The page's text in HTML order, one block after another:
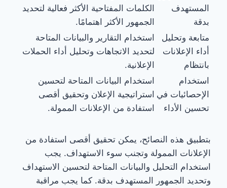
المستهدف
بدقة
الكلمات المفتاحية الأكثر فعالية لتحديد
الجمهور الأكثر اهتمامًا.
متابعة وتحليل
أداء الإعلانات
بانتظام
استخدام التقارير والبيانات المتاحة
لتحديد الاتجاهات وتحليل أداء الحملات
الإعلانية.
استخدام
الإحصائيات في
تحسين الأداء
استخدام البيانات المتاحة لتحسين
استراتيجية الإعلان وتحقيق أقصى
استفادة من الإعلانات الممولة.
بتطبيق هذه النصائح، يمكن تحقيق أقصى استفادة من
الإعلانات الممولة وتجنب سوء الاستهداف. يجب
استخدام التحليل والبيانات المتاحة لتحسين الاستهداف
وتحديد الجمهور المستهدف بدقة. كما يجب مراقبة